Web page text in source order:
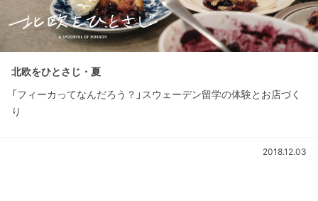
北欧をひとさじ・夏
「フィーカってなんだろう？」スウェーデン留学の体験とお店づく
り
2018.12.03